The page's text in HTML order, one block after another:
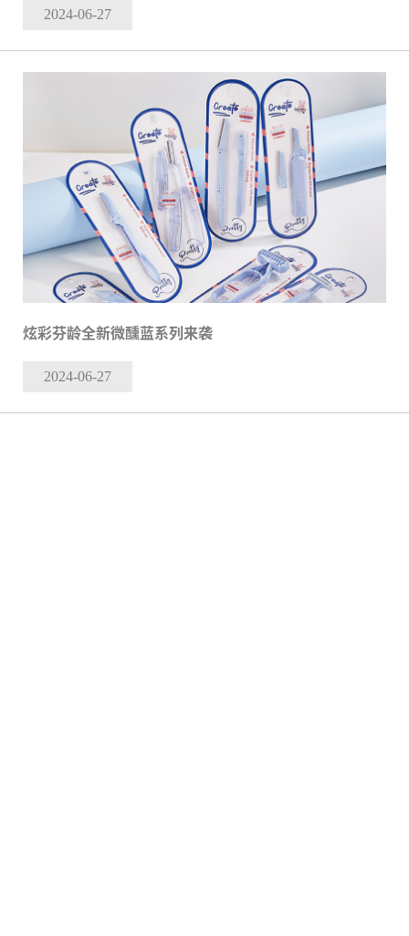
2024-06-27
炫彩芬龄全新微醺蓝系列来袭
2024-06-27